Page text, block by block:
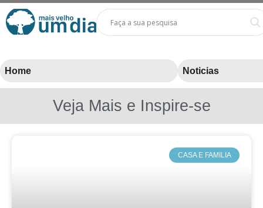
Home Noticias
Veja Mais e Inspire-se
CASA E FAMILIA